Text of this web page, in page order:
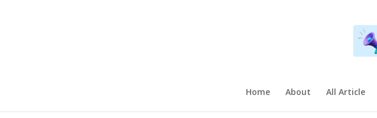
Home About All Article